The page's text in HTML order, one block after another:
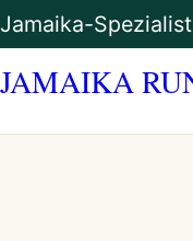
Zum
Inhalt
Jamaika-
JAMAIKA